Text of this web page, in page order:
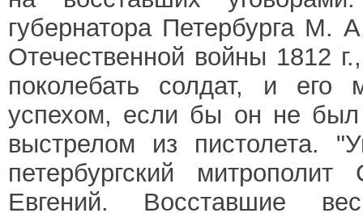
губернатора Петербурга М.
Отечественной войны 1812
поколебать солдат, и его
успехом, если бы он не был
выстрелом из пистолета.
петербургский
Евгений. Восставшие